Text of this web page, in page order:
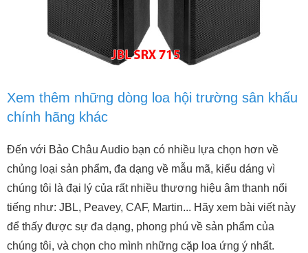
Xem thêm những dòng loa hội trường sân khấu
chính hãng khác
Đến với Bảo Châu Audio bạn có nhiều lựa chọn hơn về
chủng loại sản phẩm, đa dạng về mẫu mã, kiểu dáng vì
chúng tôi là đại lý của rất nhiều thương hiệu âm thanh nổi
tiếng như: JBL, Peavey, CAF, Martin... Hãy xem bài viết này
để thấy được sự đa dạng, phong phú về sản phẩm của
chúng tôi, và chọn cho mình những cặp loa ứng ý nhất.